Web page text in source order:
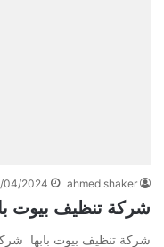
ahmed shaker
04/2024
شركة تنظيف بيوت
شركة تنظيف بيوت بابها